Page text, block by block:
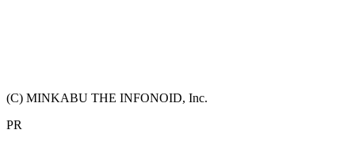
(C) MINKABU THE INFONOID, Inc.
PR